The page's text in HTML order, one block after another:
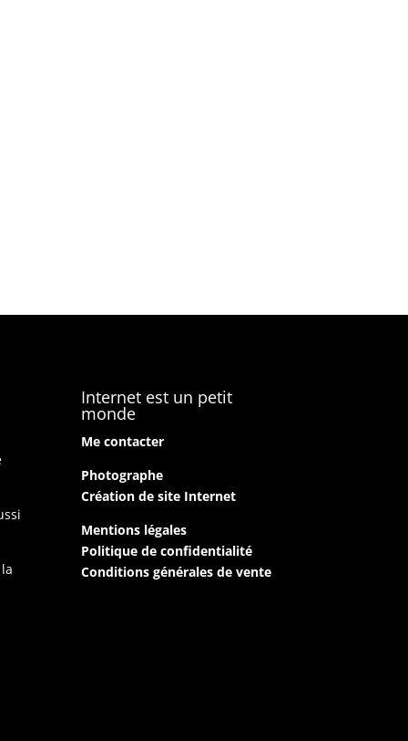
Internet est un petit
monde
Me contacter
Photographe
Création de site Internet
Mentions légales
Politique de confidentialité
Conditions générales de vente